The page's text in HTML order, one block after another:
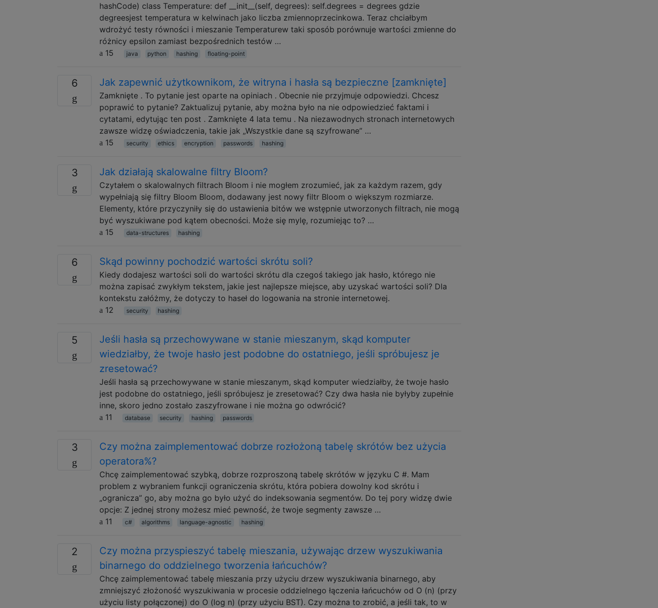
hashCode) class Temperature: def __init__(self, degrees): self.degrees = degrees gdzie
degreesjest temperatura w kelwinach jako liczba zmiennoprzecinkowa. Teraz chciałbym
wdrożyć testy równości i mieszanie Temperaturew taki sposób porównuje wartości zmienne do
różnicy epsilon zamiast bezpośrednich testów …
15
java python hashing floating-point
6 Jak zapewnić użytkownikom, że witryna i hasła są bezpieczne [zamknięte]
Zamknięte . To pytanie jest oparte na opiniach . Obecnie nie przyjmuje odpowiedzi. Chcesz
poprawić to pytanie? Zaktualizuj pytanie, aby można było na nie odpowiedzieć faktami i
cytatami, edytując ten post . Zamknięte 4 lata temu . Na niezawodnych stronach internetowych
zawsze widzę oświadczenia, takie jak „Wszystkie dane są szyfrowane” …
15
security ethics encryption passwords hashing
3 Jak działają skalowalne filtry Bloom?
Czytałem o skalowalnych filtrach Bloom i nie mogłem zrozumieć, jak za każdym razem, gdy
wypełniają się filtry Bloom Bloom, dodawany jest nowy filtr Bloom o większym rozmiarze.
Elementy, które przyczyniły się do ustawienia bitów we wstępnie utworzonych filtrach, nie mogą
być wyszukiwane pod kątem obecności. Może się mylę, rozumiejąc to? …
15
data-structures hashing
6 Skąd powinny pochodzić wartości skrótu soli?
Kiedy dodajesz wartości soli do wartości skrótu dla czegoś takiego jak hasło, którego nie
można zapisać zwykłym tekstem, jakie jest najlepsze miejsce, aby uzyskać wartości soli? Dla
kontekstu załóżmy, że dotyczy to haseł do logowania na stronie internetowej.
12
security hashing
5
Jeśli hasła są przechowywane w stanie mieszanym, skąd komputer
wiedziałby, że twoje hasło jest podobne do ostatniego, jeśli spróbujesz je
zresetować?
Jeśli hasła są przechowywane w stanie mieszanym, skąd komputer wiedziałby, że twoje hasło
jest podobne do ostatniego, jeśli spróbujesz je zresetować? Czy dwa hasła nie byłyby zupełnie
inne, skoro jedno zostało zaszyfrowane i nie można go odwrócić?
11
database security hashing passwords
3
Czy można zaimplementować dobrze rozłożoną tabelę skrótów bez użycia
operatora%?
Chcę zaimplementować szybką, dobrze rozproszoną tabelę skrótów w języku C #. Mam
problem z wybraniem funkcji ograniczenia skrótu, która pobiera dowolny kod skrótu i ​​
„ogranicza” go, aby można go było użyć do indeksowania segmentów. Do tej pory widzę dwie
opcje: Z jednej strony możesz mieć pewność, że twoje segmenty zawsze …
11
c# algorithms language-agnostic hashing
2
Czy można przyspieszyć tabelę mieszania, używając drzew wyszukiwania
binarnego do oddzielnego tworzenia łańcuchów?
Chcę zaimplementować tabelę mieszania przy użyciu drzew wyszukiwania binarnego, aby
zmniejszyć złożoność wyszukiwania w procesie oddzielnego łączenia łańcuchów od O (n) (przy
użyciu listy połączonej) do O (log n) (przy użyciu BST). Czy można to zrobić, a jeśli tak, to w